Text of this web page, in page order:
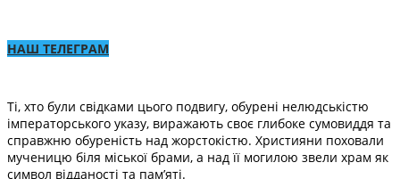
НАШ ТЕЛЕГРАМ
Ті, хто були свідками цього подвигу, обурені нелюдськістю
імператорського указу, виражають своє глибоке сумовиддя та
справжню обуреність над жорстокістю. Християни поховали
мученицю біля міської брами, а над її могилою звели храм як
символ відданості та пам’яті.